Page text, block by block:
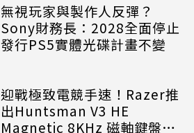
無視玩家與製作人反彈？
Sony財務長：2028全面停止
發行PS5實體光碟計畫不變
迎戰極致電競手速！Razer推
出Huntsman V3 HE
Magnetic 8KHz 磁軸鍵盤效